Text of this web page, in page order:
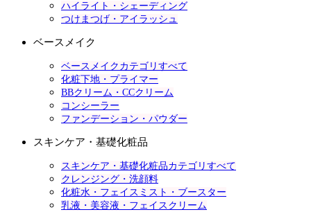
ハイライト・シェーディング
つけまつげ・アイラッシュ
ベースメイク
ベースメイクカテゴリすべて
化粧下地・プライマー
BBクリーム・CCクリーム
コンシーラー
ファンデーション・パウダー
スキンケア・基礎化粧品
スキンケア・基礎化粧品カテゴリすべて
クレンジング・洗顔料
化粧水・フェイスミスト・ブースター
乳液・美容液・フェイスクリーム